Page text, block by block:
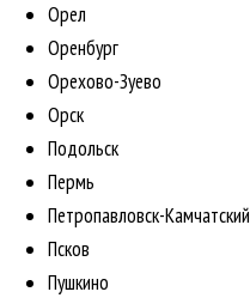
Орел
Оренбург
Орехово-Зуево
Орск
Подольск
Пермь
Петропавловск-Камчатский
Псков
Пушкино